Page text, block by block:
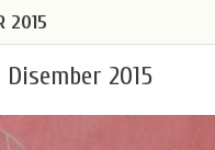
2015
2015